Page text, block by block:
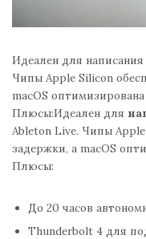
Идеален для
Чипы Apple Silicon
macOS
Плюсы:Идеален для
Ableton Live. Чипы
задержки, а macOS
Плюсы:
До 20 часов
Thunderbolt 4 для